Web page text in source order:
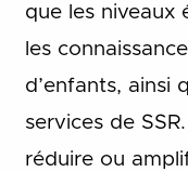
que les niveaux
les
d’enfants, ainsi
services de
réduire ou